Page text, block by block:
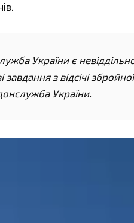
України є
з відсічі
України.